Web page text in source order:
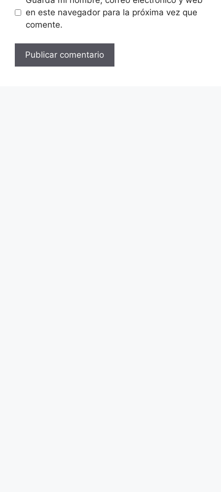
en este navegador para la próxima vez que
comente.